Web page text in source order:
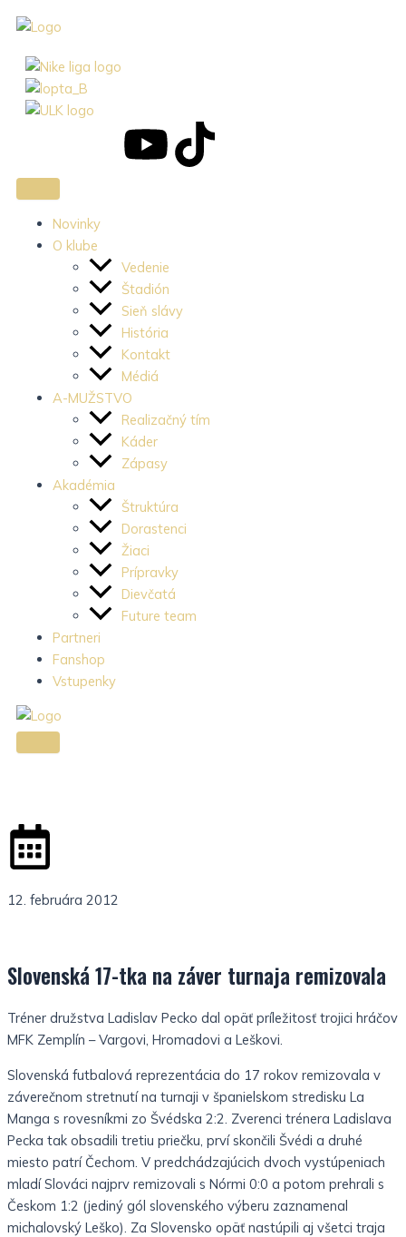
na
obsah
k
i
a
c
b
k
-
l
g
h
t
i
-
i
n
s
t
a
g
r
a
m
i
g
h
t
Y
t
u
b
e
T
Novinky
O klube
Vedenie
Štadión
Sieň slávy
História
Kontakt
Médiá
A-MUŽSTVO
Realizačný tím
Káder
Zápasy
Akadémia
Štruktúra
Dorastenci
Žiaci
Prípravky
Dievčatá
Future team
Partneri
Fanshop
Vstupenky
12. februára 2012
Slovenská 17-tka na záver turnaja remizovala
Tréner družstva Ladislav Pecko dal opäť príležitosť trojici hráčov
MFK Zemplín – Vargovi, Hromadovi a Leškovi.
Slovenská futbalová reprezentácia do 17 rokov remizovala v
záverečnom stretnutí na turnaji v španielskom stredisku La
Manga s rovesníkmi zo Švédska 2:2. Zverenci trénera Ladislava
Pecka tak obsadili tretiu priečku, prví skončili Švédi a druhé
miesto patrí Čechom. V predchádzajúcich dvoch vystúpeniach
mladí Slováci najprv remizovali s Nórmi 0:0 a potom prehrali s
Českom 1:2 (jediný gól slovenského výberu zaznamenal
michalovský Leško). Za Slovensko opäť nastúpili aj všetci traja